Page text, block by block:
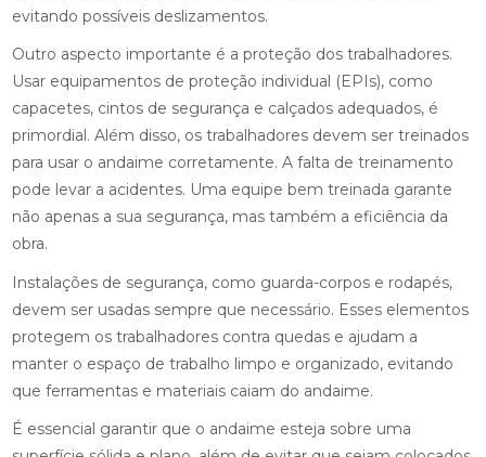
evitando possíveis deslizamentos.
Outro aspecto importante é a proteção dos trabalhadores.
Usar equipamentos de proteção individual (EPIs), como
capacetes, cintos de segurança e calçados adequados, é
primordial. Além disso, os trabalhadores devem ser treinados
para usar o andaime corretamente. A falta de treinamento
pode levar a acidentes. Uma equipe bem treinada garante
não apenas a sua segurança, mas também a eficiência da
obra.
Instalações de segurança, como guarda-corpos e rodapés,
devem ser usadas sempre que necessário. Esses elementos
protegem os trabalhadores contra quedas e ajudam a
manter o espaço de trabalho limpo e organizado, evitando
que ferramentas e materiais caiam do andaime.
É essencial garantir que o andaime esteja sobre uma